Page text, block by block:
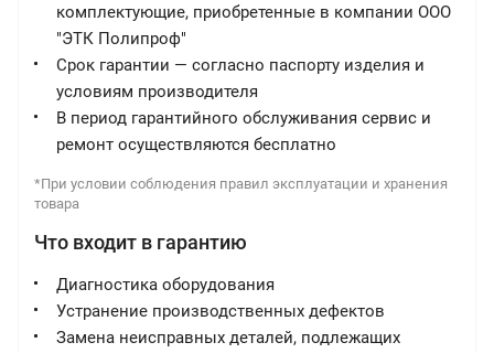
комплектующие, приобретенные в компании ООО
"ЭТК Полипроф"
Срок гарантии — согласно паспорту изделия и
условиям производителя
В период гарантийного обслуживания сервис и
ремонт осуществляются бесплатно
*При условии соблюдения правил эксплуатации и хранения
товара
Что входит в гарантию
Диагностика оборудования
Устранение производственных дефектов
Замена неисправных деталей, подлежащих